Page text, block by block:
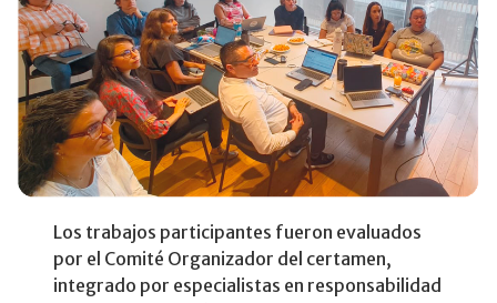
Los trabajos participantes fueron evaluados
por el Comité Organizador del certamen,
integrado por especialistas en responsabilidad